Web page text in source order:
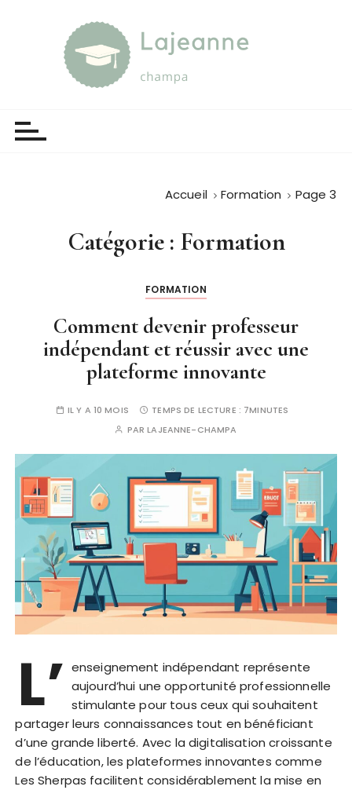
Accueil Formation Page 3
Catégorie : Formation
FORMATION
Comment devenir professeur
indépendant et réussir avec une
plateforme innovante
IL Y A 10 MOIS TEMPS DE LECTURE : 7MINUTES
PARLAJEANNE-CHAMPA
L’ enseignement indépendant représente
aujourd’hui une opportunité professionnelle
stimulante pour tous ceux qui souhaitent
partager leurs connaissances tout en bénéficiant
d’une grande liberté. Avec la digitalisation croissante
de l’éducation, les plateformes innovantes comme
Les Sherpas facilitent considérablement la mise en